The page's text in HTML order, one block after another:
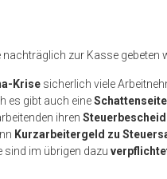
zur Kasse gebeten
Krise sicherlich viele
es gibt auch eineSchattenseite
ihren
Kurzarbeitergeld zu
sind im übrigen dazu